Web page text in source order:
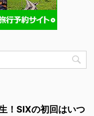
！SIXの初回はいつ